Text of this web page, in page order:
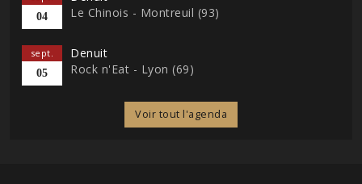
04
Le Chinois - Montreuil (93)
sept.
05
Denuit
Rock n'Eat - Lyon (69)
Voir tout l'agenda